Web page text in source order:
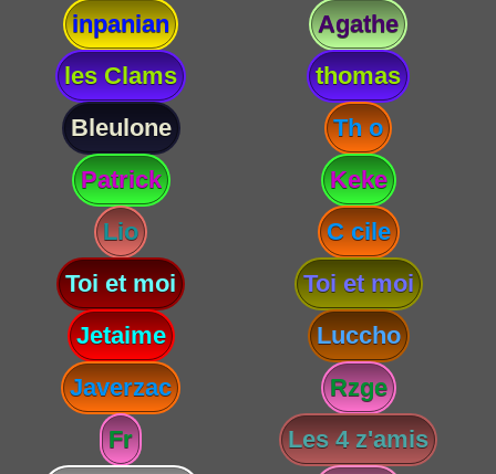
inpanian
Agathe
les Clams
thomas
Bleulone
Th o
Patrick
Keke
Lio
C cile
Toi et moi
Toi et moi
Jetaime
Luccho
Javerzac
Rzge
Fr
Les 4 z'amis